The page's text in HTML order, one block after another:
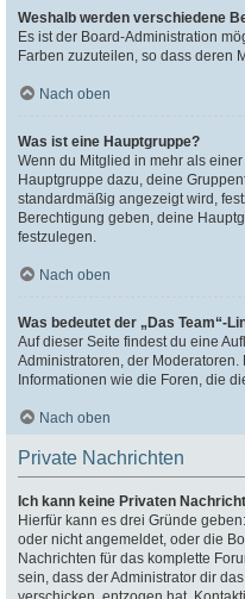
Weshalb werden verschiedene
Es ist der Board-Administration
Farben zuzuteilen, so dass deren
Nach oben
Was ist eine Hauptgruppe?
Wenn du Mitglied in mehr als
Hauptgruppe dazu, deine
standardmäßig angezeigt wird,
Berechtigung geben, deine
festzulegen.
Nach oben
Was bedeutet der „Das Team“-
Auf dieser Seite findest du eine
Administratoren, der
Informationen wie die Foren, die
Nach oben
Private Nachrichten
Ich kann keine Privaten
Hierfür kann es drei Gründe
oder nicht angemeldet, oder die
Nachrichten für das komplette
sein, dass der Administrator dir